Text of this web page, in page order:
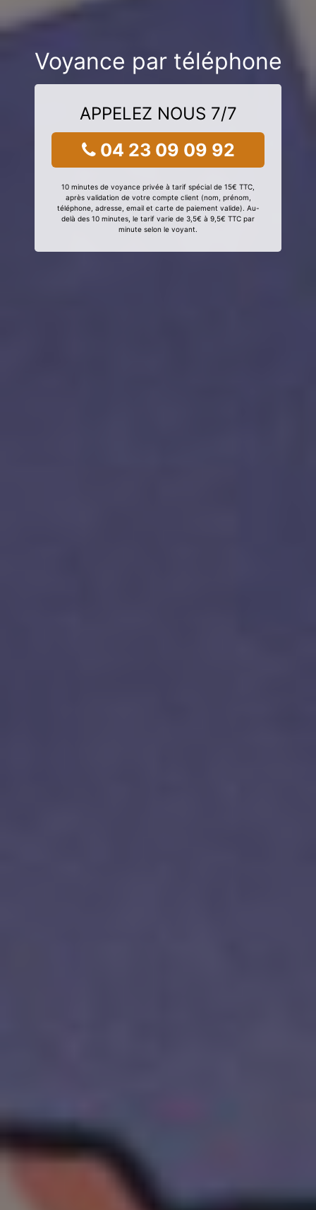
Voyance par téléphone
APPELEZ NOUS 7/7
04 23 09 09 92
10 minutes de voyance privée à tarif spécial de 15€ TTC,
après validation de votre compte client (nom, prénom,
téléphone, adresse, email et carte de paiement valide). Au-
delà des 10 minutes, le tarif varie de 3,5€ à 9,5€ TTC par
minute selon le voyant.